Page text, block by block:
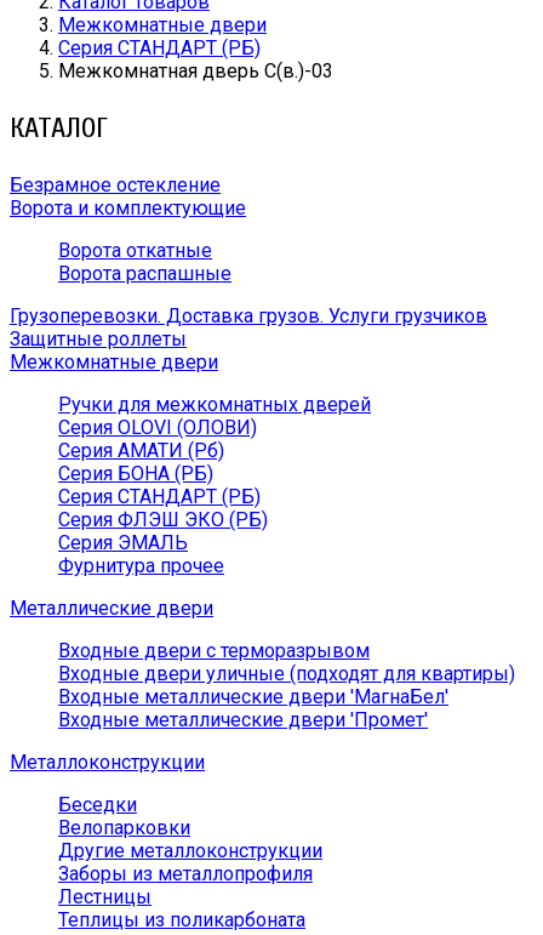
Межкомнатные двери
Серия СТАНДАРТ (РБ)
Межкомнатная дверь С(в.)-03
КАТАЛОГ
Безрамное остекление
Ворота и комплектующие
Ворота откатные
Ворота распашные
Грузоперевозки. Доставка грузов. Услуги грузчиков
Защитные роллеты
Межкомнатные двери
Ручки для межкомнатных дверей
Серия OLOVI (ОЛОВИ)
Серия АМАТИ (Рб)
Серия БОНА (РБ)
Серия СТАНДАРТ (РБ)
Серия ФЛЭШ ЭКО (РБ)
Серия ЭМАЛЬ
Фурнитура прочее
Металлические двери
Входные двери с терморазрывом
Входные двери уличные (подходят для квартиры)
Входные металлические двери 'МагнаБел'
Входные металлические двери 'Промет'
Металлоконструкции
Беседки
Велопарковки
Другие металлоконструкции
Заборы из металлопрофиля
Лестницы
Теплицы из поликарбоната